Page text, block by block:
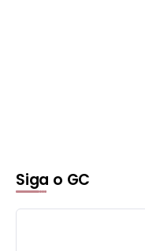
Siga o GC